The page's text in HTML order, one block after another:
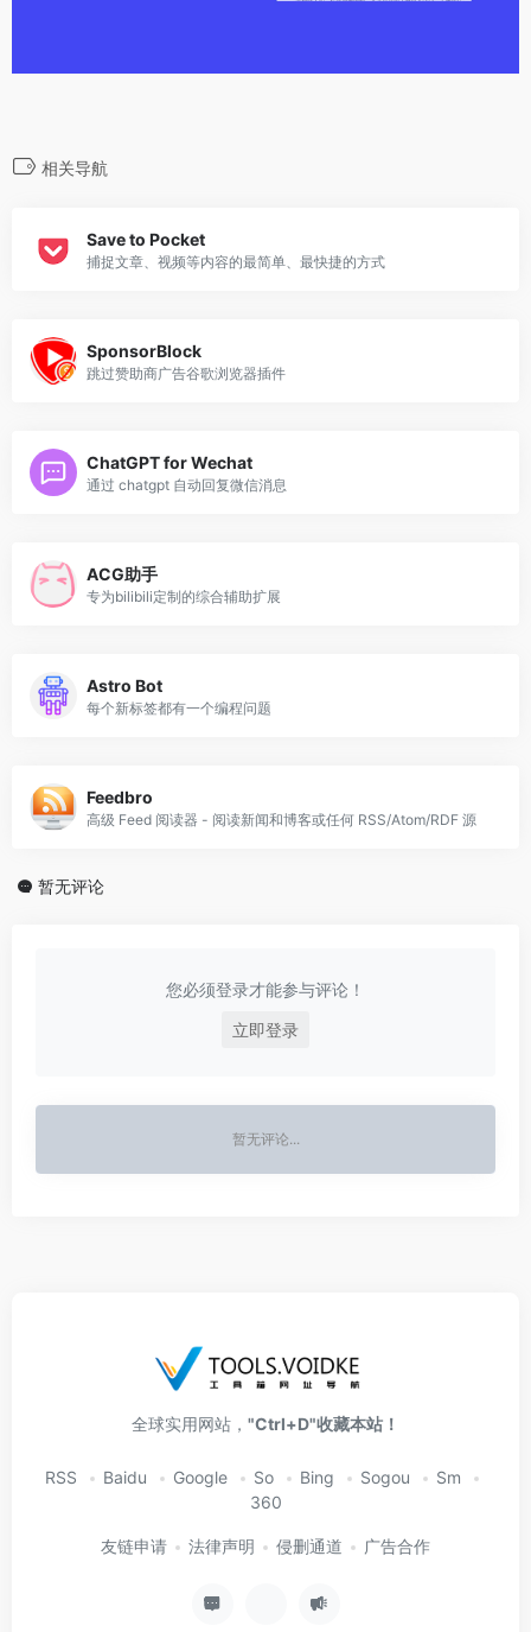
相关导航
Save to Pocket
捕捉文章、视频等内容的最简单、最快捷的方式
SponsorBlock
跳过赞助商广告谷歌浏览器插件
ChatGPT for Wechat
通过 chatgpt 自动回复微信消息
ACG助手
专为bilibili定制的综合辅助扩展
Astro Bot
每个新标签都有一个编程问题
Feedbro
高级 Feed 阅读器 - 阅读新闻和博客或任何 RSS/Atom/RDF 源
暂无评论
您必须登录才能参与评论！
立即登录
暂无评论...
全球实用网站， "Ctrl+D"收藏本站！
RSS Baidu Google So Bing Sogou
Sm
360
友链申请 法律声明 侵删通道 广告合作